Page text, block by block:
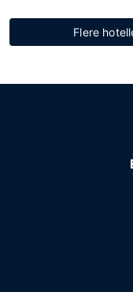
Flere